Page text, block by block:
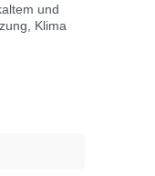
und
Klima